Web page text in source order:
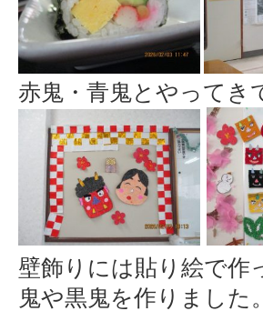
赤鬼・青鬼とやってき
壁飾りには貼り絵で作
鬼や黒鬼を作りました。